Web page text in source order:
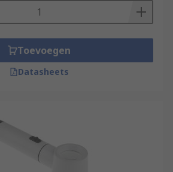
Toevoegen
Datasheets